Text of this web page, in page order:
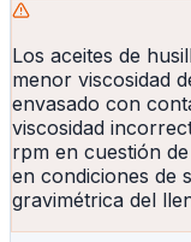
Los aceites de
menor viscosidad
envasado con
viscosidad
rpm en cuestión
en condiciones de
gravimétrica del